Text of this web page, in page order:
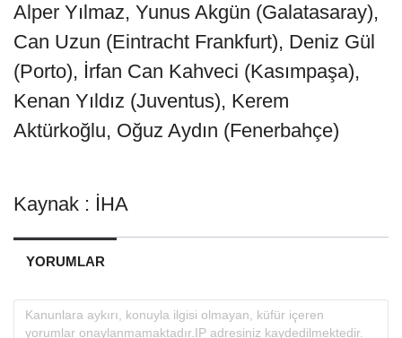
Alper Yılmaz, Yunus Akgün (Galatasaray),
Can Uzun (Eintracht Frankfurt), Deniz Gül
(Porto), İrfan Can Kahveci (Kasımpaşa),
Kenan Yıldız (Juventus), Kerem
Aktürkoğlu, Oğuz Aydın (Fenerbahçe)
Kaynak : İHA
YORUMLAR